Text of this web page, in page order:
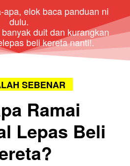
apa, elok baca panduan ni
dulu.
duit dan kurangkan
beli kereta nanti!.
SEBENAR
Ramai
Lepas Beli